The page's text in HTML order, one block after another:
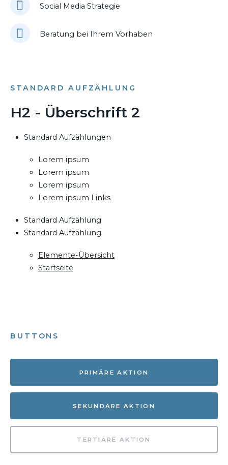
Social Media Strategie
Beratung bei Ihrem Vorhaben
STANDARD AUFZÄHLUNG
H2 - Überschrift 2
Standard Aufzählungen
Lorem ipsum
Lorem ipsum
Lorem ipsum
Lorem ipsum Links
Standard Aufzählung
Standard Aufzählung
Elemente-Übersicht
Startseite
BUTTONS
PRIMÄRE AKTION
SEKUNDÄRE AKTION
TERTIÄRE AKTION